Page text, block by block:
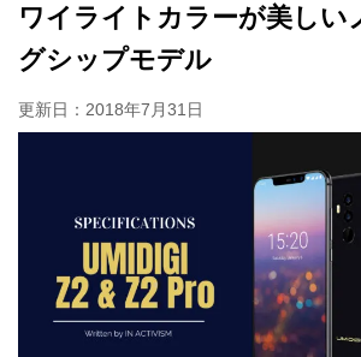
ワイライトカラーが美しい
グシップモデル
更新日： 2018年7月31日